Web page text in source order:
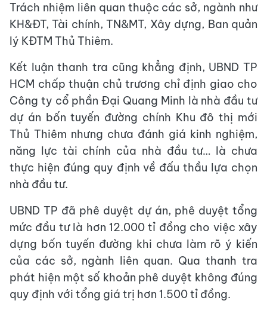
Trách nhiệm liên quan thuộc các sở, ngành như
KH&ĐT, Tài chính, TN&MT, Xây dựng, Ban quản
lý KĐTM Thủ Thiêm.
Kết luận thanh tra cũng khẳng định, UBND TP
HCM chấp thuận chủ trương chỉ định giao cho
Công ty cổ phần Đại Quang Minh là nhà đầu tư
dự án bốn tuyến đường chính Khu đô thị mới
Thủ Thiêm nhưng chưa đánh giá kinh nghiệm,
năng lực tài chính của nhà đầu tư… là chưa
thực hiện đúng quy định về đấu thầu lựa chọn
nhà đầu tư.
UBND TP đã phê duyệt dự án, phê duyệt tổng
mức đầu tư là hơn 12.000 tỉ đồng cho việc xây
dựng bốn tuyến đường khi chưa làm rõ ý kiến
của các sở, ngành liên quan. Qua thanh tra
phát hiện một số khoản phê duyệt không đúng
quy định với tổng giá trị hơn 1.500 tỉ đồng.